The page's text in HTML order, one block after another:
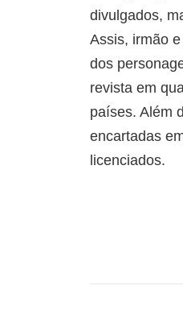
divulgados,
Assis, irmão
dos
revista em
países. Além
encartadas
licenciados.